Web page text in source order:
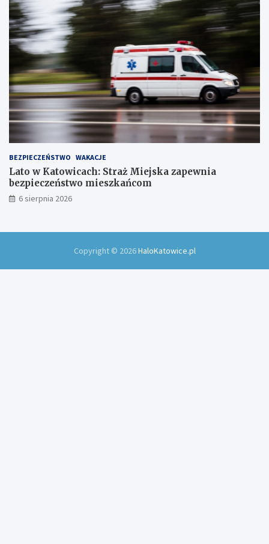
ó
w
!
BEZPIECZEŃSTWO WAKACJE
Lato w Katowicach: Straż Miejska zapewnia
bezpieczeństwo mieszkańcom
6 sierpnia 2026
Copyright © 2026HaloKatowice.pl